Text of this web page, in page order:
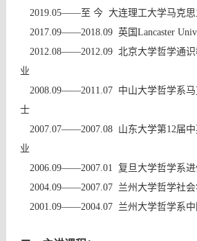
2019.05——至 今 大连理工大学马克思
2017.09——2018.09 英国 Lancaster
2012.08——2012.09 北京大学哲学通
业
2008.09——2011.07 中山大学哲学系
士
2007.07——2007.08 山东大学第12届
业
2006.09——2007.01 复旦大学哲学系
2004.09——2007.07 兰州大学哲学社
2001.09——2004.07 兰州大学哲学系